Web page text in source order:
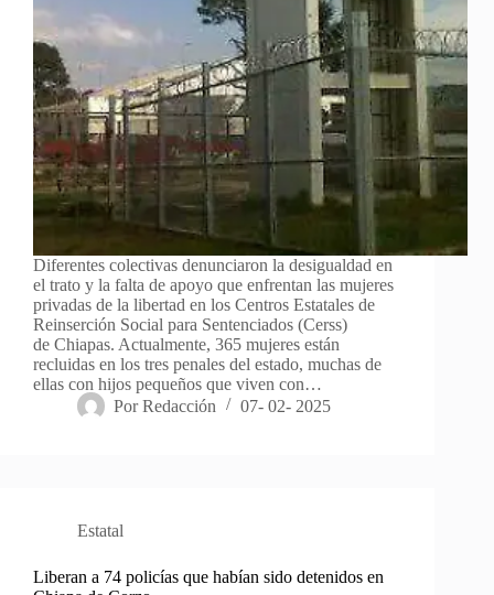
Diferentes colectivas denunciaron la desigualdad en
el trato y la falta de apoyo que enfrentan las mujeres
privadas de la libertad en los Centros Estatales de
Reinserción Social para Sentenciados (Cerss)
de Chiapas. Actualmente, 365 mujeres están
recluidas en los tres penales del estado, muchas de
ellas con hijos pequeños que viven con…
Por Redacción 07- 02- 2025
Estatal
Liberan a 74 policías que habían sido detenidos en